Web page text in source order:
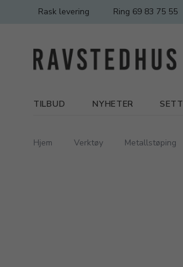
Rask levering Ring 69 83 75 55
TILBUD NYHETER SETT
Hjem Verktøy Metallstøping